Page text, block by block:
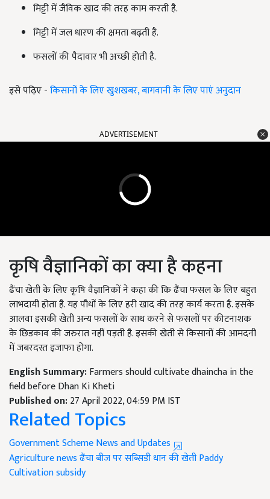
मिट्टी में जैविक खाद की तरह काम करती है.
मिट्टी में जल धारण की क्षमता बढ़ती है.
फसलों की पैदावार भी अच्छी होती है.
इसे पढ़िए -किसानों के लिए खुशखबर, बागवानी के लिए पाएं अनुदान
ADVERTISEMENT
कृषि वैज्ञानिकों का क्या है कहना
ढैंचा खेती के लिए कृषि वैज्ञानिकों ने कहा की कि ढैंचा फसल के लिए बहुत
लाभदायी होता है. यह पौधों के लिए हरी खाद की तरह कार्य करता है. इसके
आलवा इसकी खेती अन्य फसलों के साथ करने से फसलों पर कीटनाशक
के छिडकाव की जरुरात नहीं पड़ती है. इसकी खेती से किसानों की आमदनी
में जबरदस्त इजाफा होगा.
English Summary:Farmers should cultivate dhaincha in the
field before Dhan Ki Kheti
Published on:27 April 2022, 04:59 PM IST
Related Topics
Government Scheme News and Updates
Agriculture newsढैंचा बीज पर सब्‍स‍ि‍डीधान की खेतीPaddy
Cultivationsubsidy